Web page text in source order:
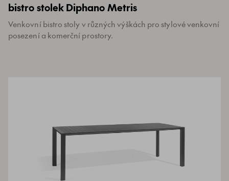
bistro stolek Diphano Metris
Venkovní bistro stoly v různých výškách pro stylové venkovní
posezení a komerční prostory.